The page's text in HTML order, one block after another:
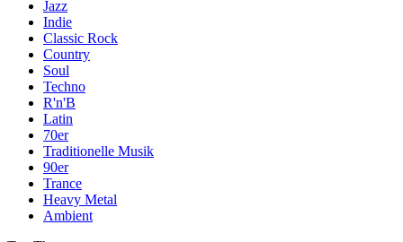
Jazz
Indie
Classic Rock
Country
Soul
Techno
R'n'B
Latin
70er
Traditionelle Musik
90er
Trance
Heavy Metal
Ambient